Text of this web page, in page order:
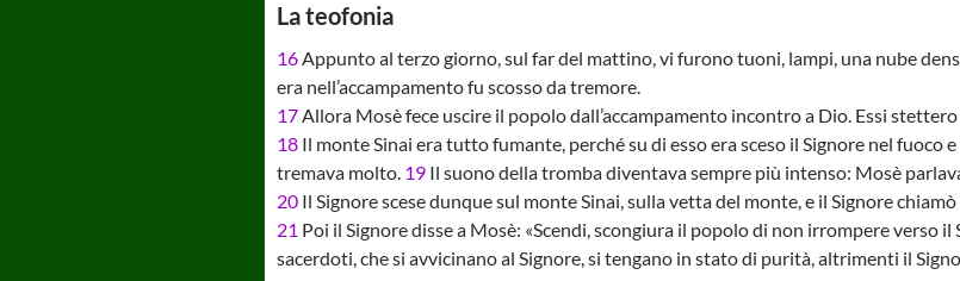
La teofonia
16Appunto al terzo giorno, sul far del mattino, vi furono tuoni, lampi, una nube
era nell’accampamento fu scosso da tremore.
17Allora Mosè fece uscire il popolo dall’accampamento incontro a Dio. Essi
18 Il monte Sinai era tutto fumante, perché su di esso era sceso il Signore nel
tremava molto. 19 Il suono della tromba diventava sempre più intenso: Mosè
20 Il Signore scese dunque sul monte Sinai, sulla vetta del monte, e il Signore
21 Poi il Signore disse a Mosè: «Scendi, scongiura il popolo di non irrompere verso
sacerdoti, che si avvicinano al Signore, si tengano in stato di purità, altrimenti il